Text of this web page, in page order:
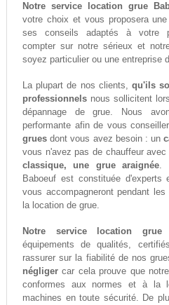
Notre service location grue
votre choix et vous proposera
ses conseils adaptés à votre
compter sur notre sérieux et
soyez particulier ou une entreprise
La plupart de nos clients, qu'ils
professionnelsnous sollicitent
dépannage de grue. Nous
performante afin de vous
gruesdont vous avez besoin : un
vous n'avez pas de chauffeur
classique, une grue araignée.
Baboeuf est constituée d'experts
vous accompagneront pendant
la location de grue.
Notre service location grue
équipements de qualités,
rassurer sur la fiabilité de nos
négligercar cela prouve que
conformes aux normes et à la
machines en toute sécurité. De